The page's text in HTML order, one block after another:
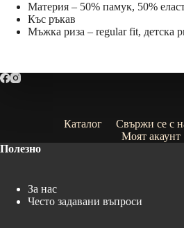
Материя – 50% памук, 50%
Къс ръкав
Мъжка риза – regular fit, детска
Каталог Свържи се с
Моят акаунт
Полезно
За нас
Често задавани въпроси